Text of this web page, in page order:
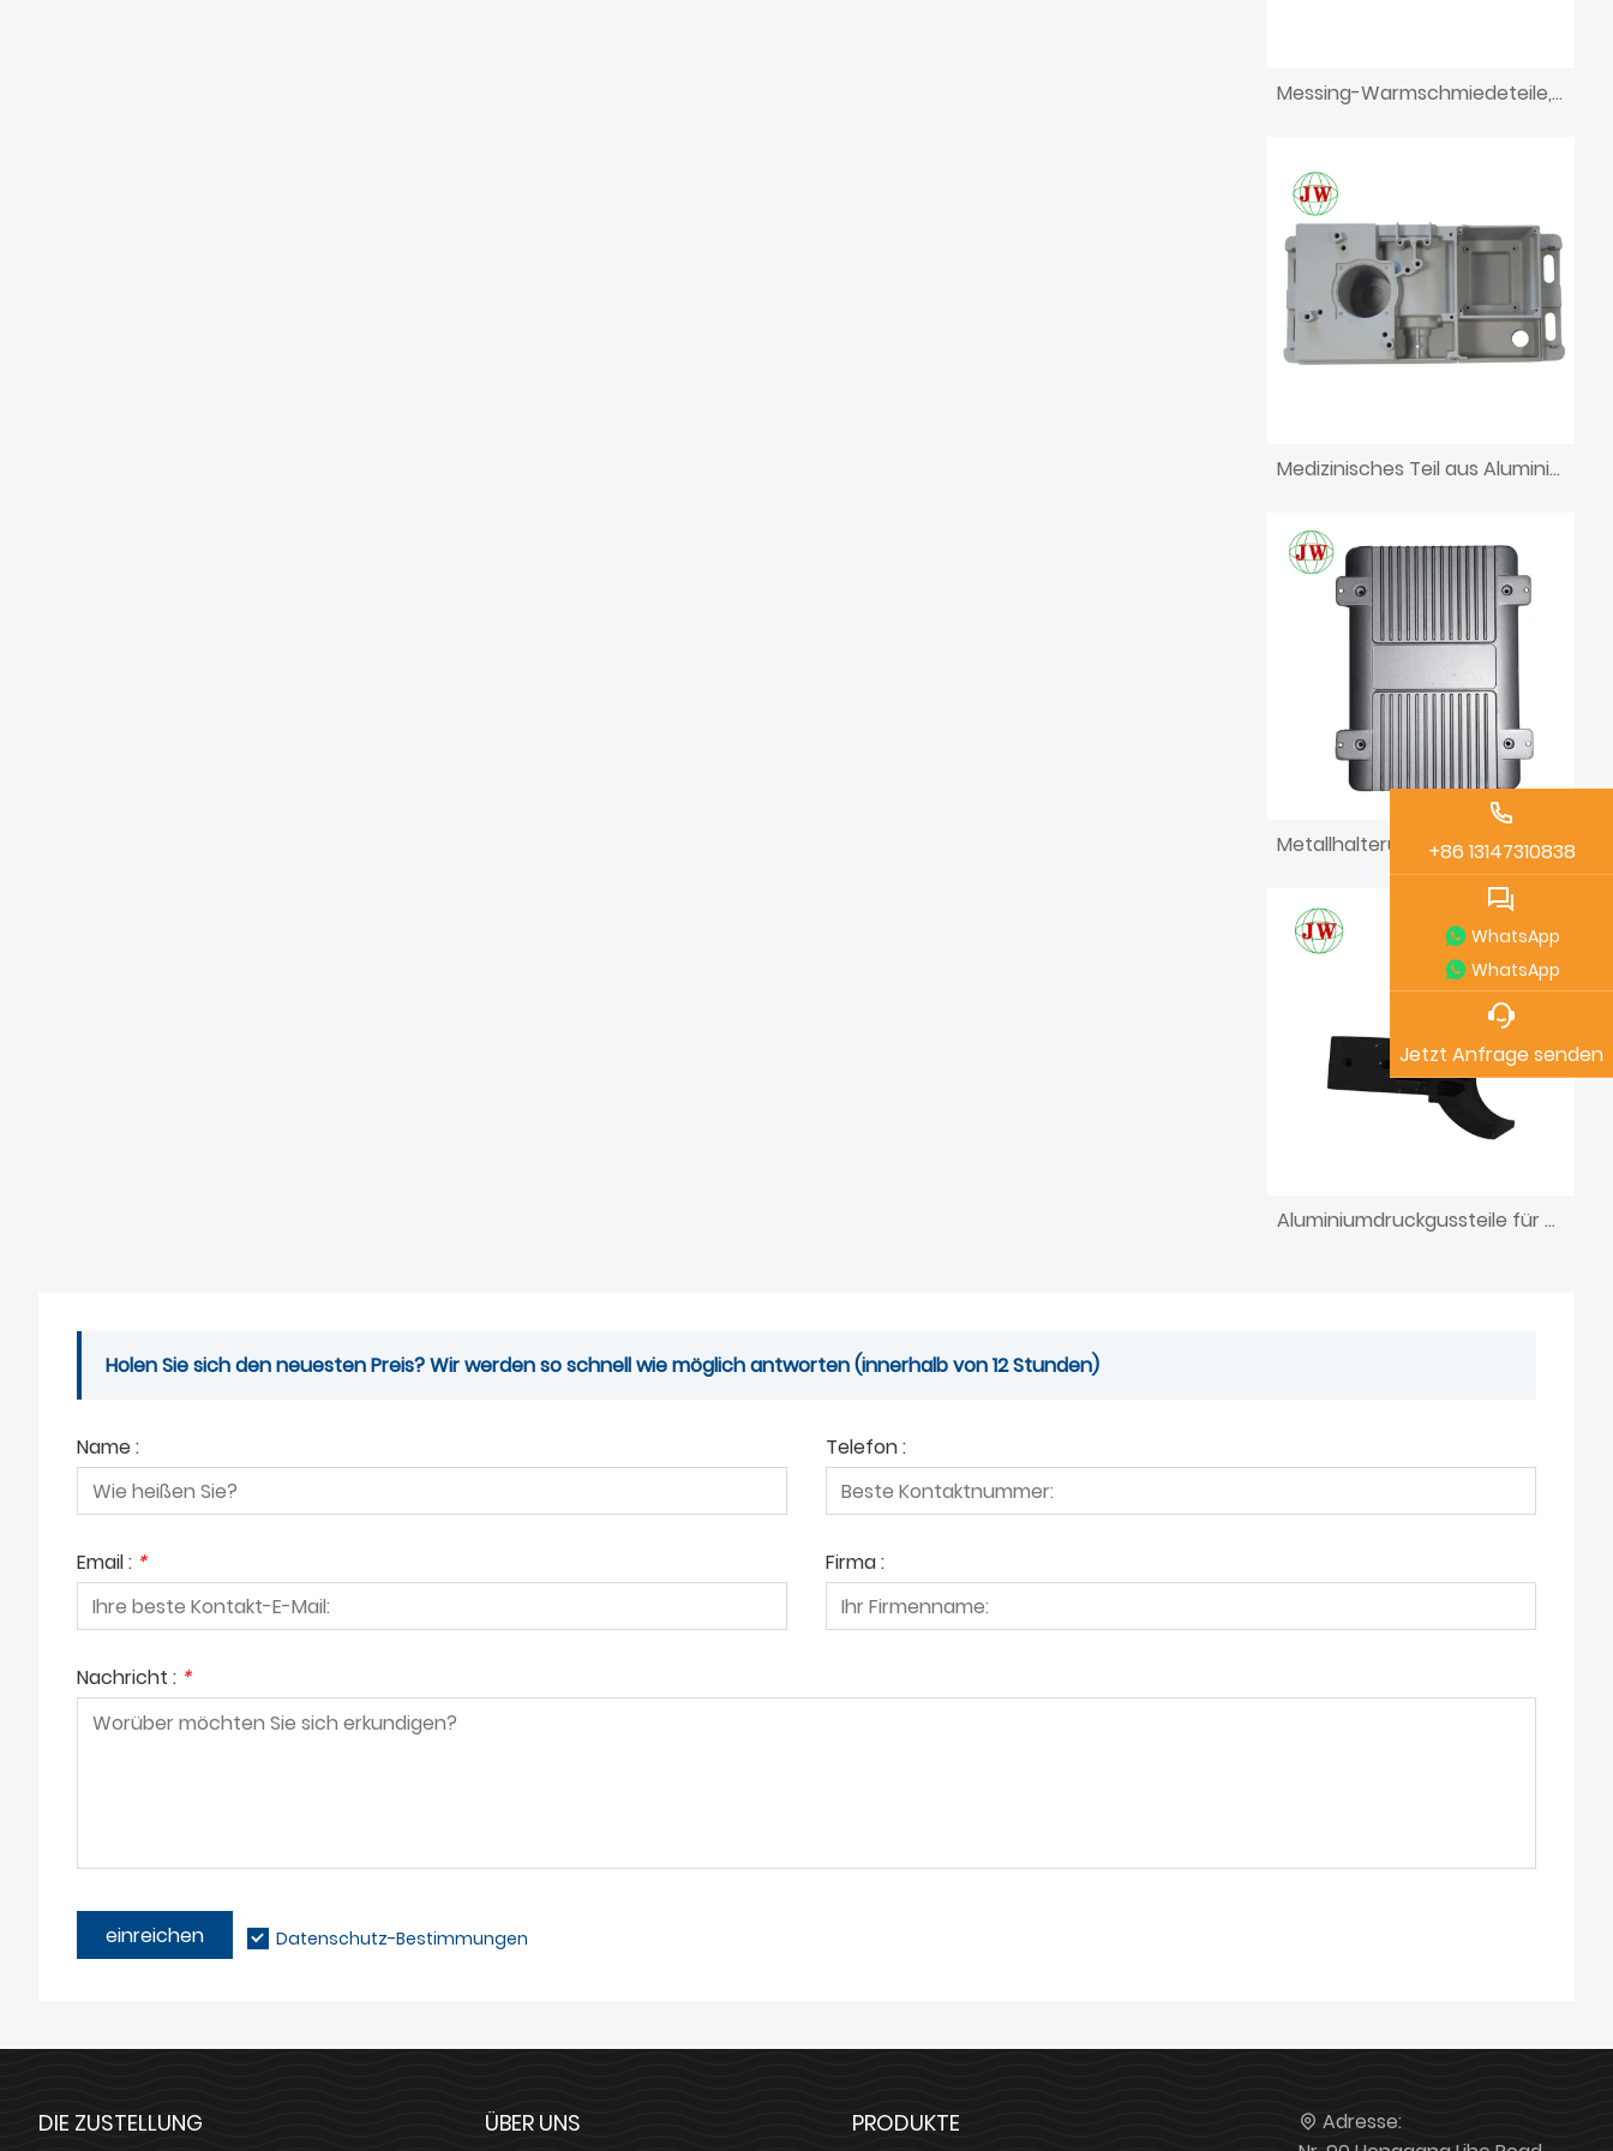
Messing-Warmschmiedeteile, Investition, CNC-Bearbeitung, Druckguss
Medizinisches Teil aus Aluminiumdruckguss
Metallhalterung aus Aluminiumdruckguss
Aluminiumdruckgussteile für die Möbellandwirtschaft
Holen Sie sich den neuesten Preis? Wir werden so schnell wie möglich antworten (innerhalb von 12 Stunden)
Name : Telefon :
Email : * Firma :
Nachricht : *
einreichen Datenschutz-Bestimmungen
DIE ZUSTELLUNG ÜBER UNS PRODUKTE
Adresse:
+86 13147310838
WhatsApp
WhatsApp
Jetzt Anfrage senden